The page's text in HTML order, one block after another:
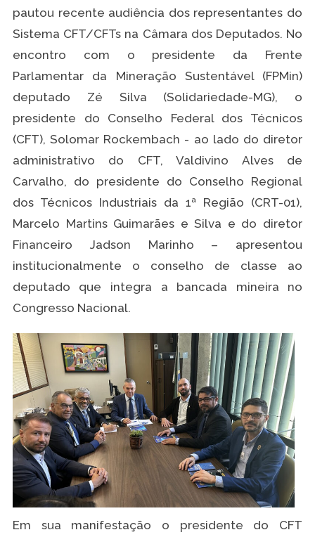
pautou recente audiência dos representantes do
Sistema CFT/CFTs na Câmara dos Deputados. No
encontro com o presidente da Frente
Parlamentar da Mineração Sustentável (FPMin)
deputado Zé Silva (Solidariedade-MG), o
presidente do Conselho Federal dos Técnicos
(CFT), Solomar Rockembach - ao lado do diretor
administrativo do CFT, Valdivino Alves de
Carvalho, do presidente do Conselho Regional
dos Técnicos Industriais da 1ª Região (CRT-01),
Marcelo Martins Guimarães e Silva e do diretor
Financeiro Jadson Marinho – apresentou
institucionalmente o conselho de classe ao
deputado que integra a bancada mineira no
Congresso Nacional.
Em sua manifestação o presidente do CFT